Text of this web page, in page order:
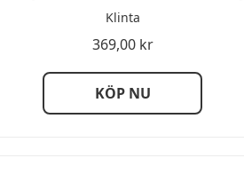
Klinta
369,00 kr
KÖP NU